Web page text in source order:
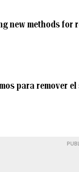
new methods
para remover